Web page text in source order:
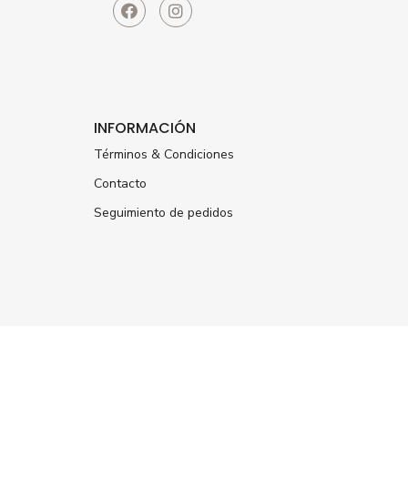
INFORMACIÓN
Términos & Condiciones
Contacto
Seguimiento de pedidos